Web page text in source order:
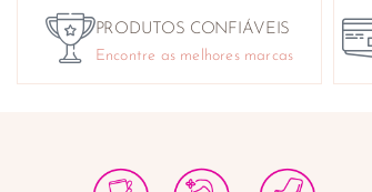
PRODUTOS CONFIÁVEIS
Encontre as melhores marcas